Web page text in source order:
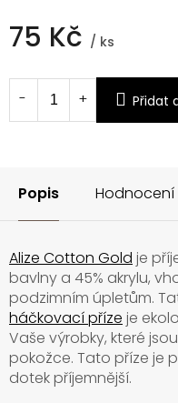
75 Kč / ks
cena:
Přidat
Popis Hodnocení
Alize Cotton Gold je
bavlny a 45% akrylu,
podzimním úpletům.
háčkovací příze je
Vaše výrobky, které
pokožce. Tato příze je
dotek příjemnější.